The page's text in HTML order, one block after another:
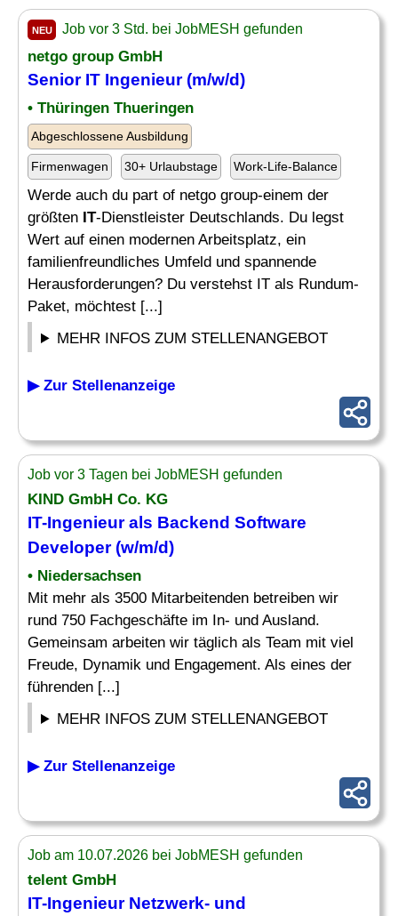
NEU Job vor 3 Std. bei JobMESH gefunden
netgo group GmbH
Senior IT Ingenieur(m/w/d)
• Thüringen Thueringen
Abgeschlossene Ausbildung
Firmenwagen 30+ Urlaubstage Work-Life-Balance
Werde auch du part of netgo group-einem der
größten IT-Dienstleister Deutschlands. Du legst
Wert auf einen modernen Arbeitsplatz, ein
familienfreundliches Umfeld und spannende
Herausforderungen? Du verstehst IT als Rundum-
Paket, möchtest [...]
MEHR INFOS ZUM STELLENANGEBOT
▶ Zur Stellenanzeige
Job vor 3 Tagen bei JobMESH gefunden
KIND GmbH Co. KG
IT-Ingenieurals Backend Software
Developer (w/m/d)
• Niedersachsen
Mit mehr als 3500 Mitarbeitenden betreiben wir
rund 750 Fachgeschäfte im In- und Ausland.
Gemeinsam arbeiten wir täglich als Team mit viel
Freude, Dynamik und Engagement. Als eines der
führenden [...]
MEHR INFOS ZUM STELLENANGEBOT
▶ Zur Stellenanzeige
Job am 10.07.2026 bei JobMESH gefunden
telent GmbH
IT-IngenieurNetzwerk- und